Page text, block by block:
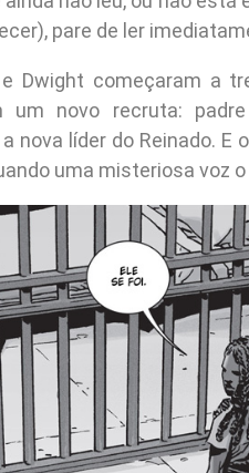
pare de ler
e Dwight começaram a
um novo recruta:
nova líder do Reinado. E
uma misteriosa voz